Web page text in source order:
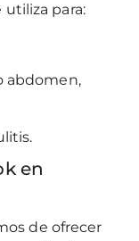
utiliza para:
abdomen,
en
de ofrecer